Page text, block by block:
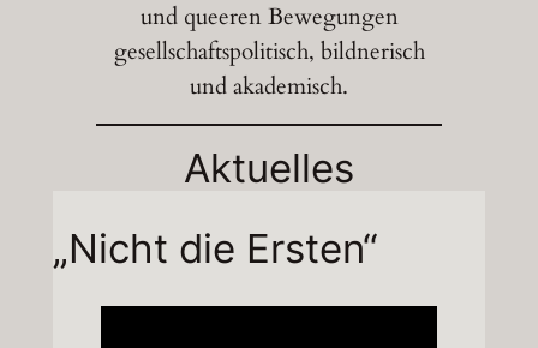
und queeren Bewegungen
gesellschaftspolitisch, bildnerisch
und akademisch.
Aktuelles
„Nicht die Ersten“